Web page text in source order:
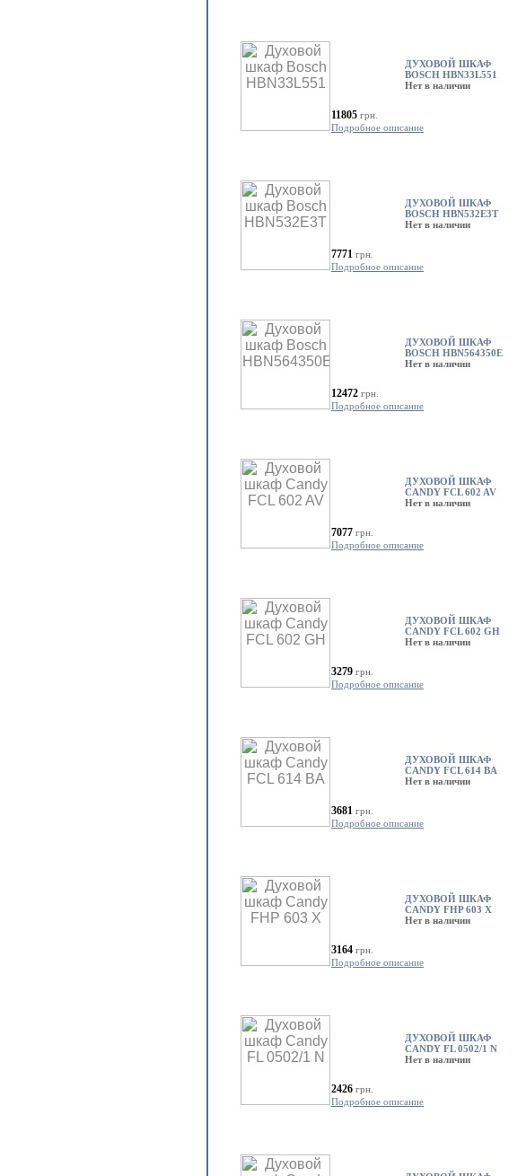
ДУХОВОЙ ШКАФ
BOSCH HBN33L551
Нет в наличии
11805 грн.
Подробное описание
ДУХОВОЙ ШКАФ
BOSCH HBN532E3T
Нет в наличии
7771 грн.
Подробное описание
ДУХОВОЙ ШКАФ
BOSCH HBN564350E
Нет в наличии
12472 грн.
Подробное описание
ДУХОВОЙ ШКАФ
CANDY FCL 602 AV
Нет в наличии
7077 грн.
Подробное описание
ДУХОВОЙ ШКАФ
CANDY FCL 602 GH
Нет в наличии
3279 грн.
Подробное описание
ДУХОВОЙ ШКАФ
CANDY FCL 614 BA
Нет в наличии
3681 грн.
Подробное описание
ДУХОВОЙ ШКАФ
CANDY FHP 603 X
Нет в наличии
3164 грн.
Подробное описание
ДУХОВОЙ ШКАФ
CANDY FL 0502/1 N
Нет в наличии
2426 грн.
Подробное описание